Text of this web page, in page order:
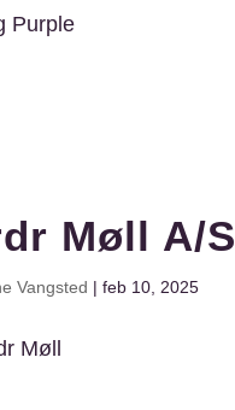
Møll A/S
Vangsted |feb 10, 2025